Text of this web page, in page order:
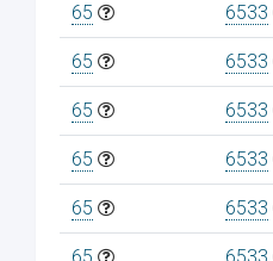
65 6533
65 6533
65 6533
65 6533
65 6533